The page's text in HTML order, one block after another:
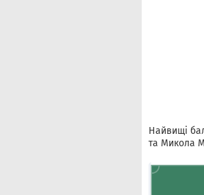
Найвищі
та Микола